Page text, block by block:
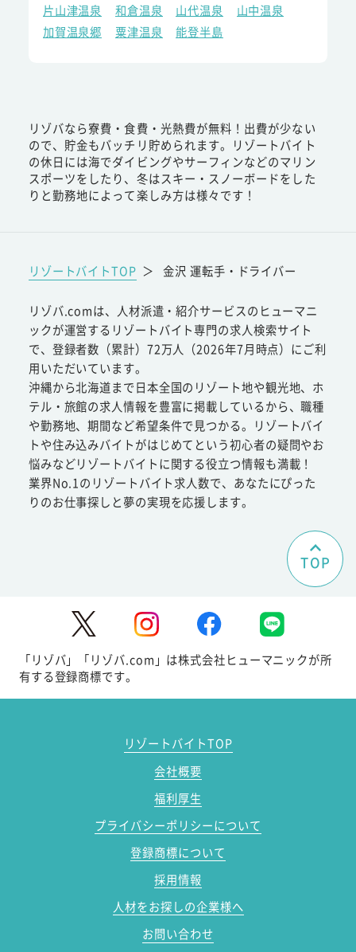
片山津温泉
和倉温泉 山代温泉
山中温泉
加賀温泉郷
粟津温泉 能登半島
リゾバなら寮費・食費・光熱費が無料！出費が少ない
ので、貯金もバッチリ貯められます。リゾートバイト
の休日には海でダイビングやサーフィンなどのマリン
スポーツをしたり、冬はスキー・スノーボードをした
りと勤務地によって楽しみ方は様々です！
リゾートバイトTOP ＞ 金沢 運転手・ドライバー
リゾバ.comは、人材派遣・紹介サービスのヒューマニ
ックが運営するリゾートバイト専門の求人検索サイト
で、登録者数（累計）72万人（2026年7月時点）にご利
用いただいています。
沖縄から北海道まで日本全国のリゾート地や観光地、ホ
テル・旅館の求人情報を豊富に掲載しているから、職種
や勤務地、期間など希望条件で見つかる。リゾートバイ
トや住み込みバイトがはじめてという初心者の疑問やお
悩みなどリゾートバイトに関する役立つ情報も満載！
業界No.1のリゾートバイト求人数で、あなたにぴった
りのお仕事探しと夢の実現を応援します。
TOP
「リゾバ」「リゾバ.com」は株式会社ヒューマニックが所
有する登録商標です。
リゾートバイトTOP
会社概要
福利厚生
プライバシーポリシーについて
登録商標について
採用情報
人材をお探しの企業様へ
お問い合わせ